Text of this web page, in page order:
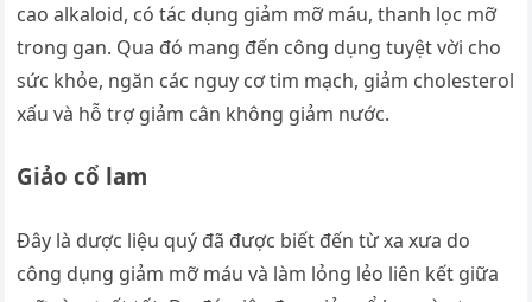
cao alkaloid, có tác dụng giảm mỡ máu, thanh lọc mỡ
trong gan. Qua đó mang đến công dụng tuyệt vời cho
sức khỏe, ngăn các nguy cơ tim mạch, giảm cholesterol
xấu và hỗ trợ giảm cân không giảm nước.
Giảo cổ lam
Đây là dược liệu quý đã được biết đến từ xa xưa do
công dụng giảm mỡ máu và làm lỏng lẻo liên kết giữa